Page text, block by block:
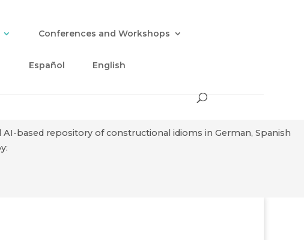
based repository of constructional idioms in German, Spanish
Conferences and Workshops
Español English